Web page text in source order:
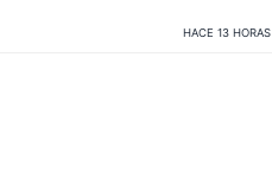
HACE 13 HORAS